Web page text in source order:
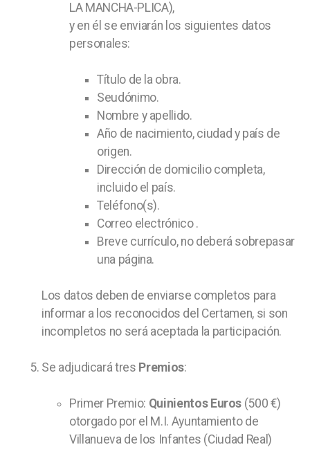
LA MANCHA-PLICA),
y en él se enviarán los siguientes datos
personales:
Título de la obra.
Seudónimo.
Nombre y apellido.
Año de nacimiento, ciudad y país de
origen.
Dirección de domicilio completa,
incluido el país.
Teléfono(s).
Correo electrónico .
Breve currículo, no deberá sobrepasar
una página.
Los datos deben de enviarse completos para
informar a los reconocidos del Certamen, si son
incompletos no será aceptada la participación.
Se adjudicará tres Premios:
Primer Premio: Quinientos Euros (500 €)
otorgado por el M.I. Ayuntamiento de
Villanueva de los Infantes (Ciudad Real)